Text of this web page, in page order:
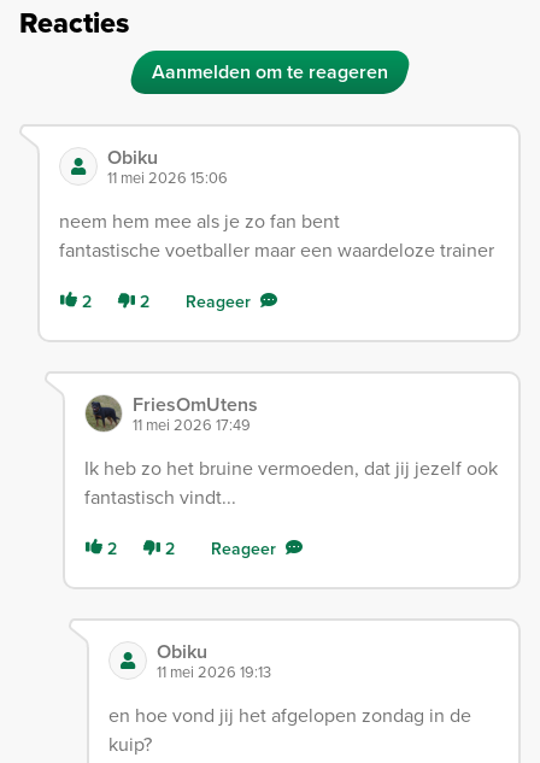
Reacties
Aanmelden om te reageren
Obiku
11 mei 2026 15:06
neem hem mee als je zo fan bent
fantastische voetballer maar een waardeloze trainer
2 2 Reageer
FriesOmUtens
11 mei 2026 17:49
Ik heb zo het bruine vermoeden, dat jij jezelf ook
fantastisch vindt...
2 2 Reageer
Obiku
11 mei 2026 19:13
en hoe vond jij het afgelopen zondag in de
kuip?